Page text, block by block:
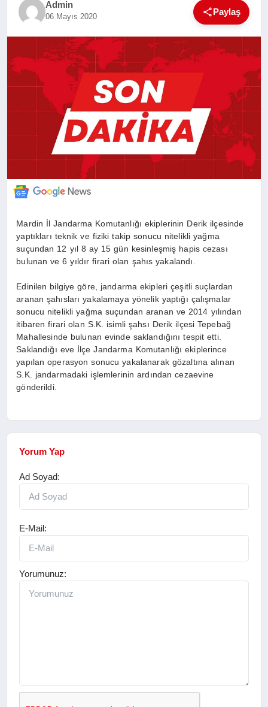
YAŞAMAdmin
06 Mayıs 2020 Paylaş
Mardin İl Jandarma Komutanlığı ekiplerinin Derik ilçesinde
yaptıkları teknik ve fiziki takip sonucu nitelikli yağma
suçundan 12 yıl 8 ay 15 gün kesinleşmiş hapis cezası
bulunan ve 6 yıldır firari olan şahıs yakalandı.
Edinilen bilgiye göre, jandarma ekipleri çeşitli suçlardan
aranan şahısları yakalamaya yönelik yaptığı çalışmalar
sonucu nitelikli yağma suçundan aranan ve 2014 yılından
itibaren firari olan S.K. isimli şahsı Derik ilçesi Tepebağ
Mahallesinde bulunan evinde saklandığını tespit etti.
Saklandığı eve İlçe Jandarma Komutanlığı ekiplerince
yapılan operasyon sonucu yakalanarak gözaltına alınan
S.K. jandarmadaki işlemlerinin ardından cezaevine
gönderildi.
Yorum Yap
Ad Soyad:
E-Mail:
Yorumunuz: